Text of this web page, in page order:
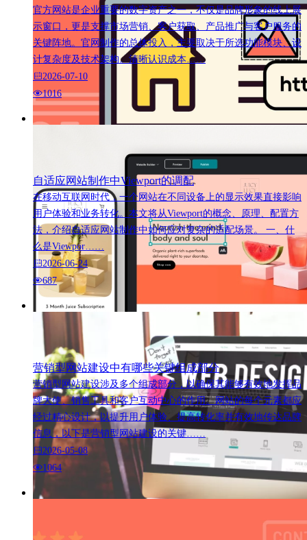
官方网站是企业重要的数字资产之一，不仅是品牌形象的线上展
示窗口，更是支撑市场营销、客户获取、产品推广与客户服务的
关键阵地。官网制作的总体投入，主要取决于所选功能模块、设
计复杂度及技术架构。清晰认识成本……
2026-07-10
1016
自适应网站制作中Viewport的调配
在移动互联网时代，一个网站在不同设备上的显示效果直接影响
用户体验和业务转化。本文将从Viewport的概念、原理、配置方
法，介绍自适应网站制作中如何应对复杂的适配场景。 一、什
么是Viewpor……
2026-06-24
687
营销型网站建设中有哪些关键组成部分
营销型网站建设涉及多个组成部分，以确保其能够有效地发挥品
牌大使、销售工具和客户互动中心的作用。网站的每个元素都应
经过精心设计，以提升用户体验、提高转化率并有效地传达品牌
信息，以下是营销型网站建设的关键……
2026-05-08
1064